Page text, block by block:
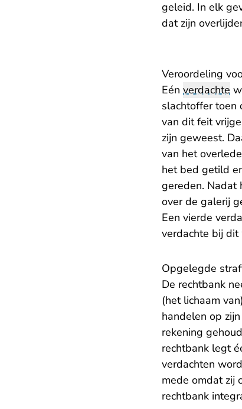
geleid. In elk
dat zijn
Veroordeling
Eén verdachte
slachtoffer toen
van dit feit
zijn geweest.
van het
het bed getild
gereden. Nadat
over de galerij
Een vierde
verdachte bij
Opgelegde
De rechtbank
(het lichaam
handelen op
rekening
rechtbank legt
verdachten
mede omdat zij
rechtbank